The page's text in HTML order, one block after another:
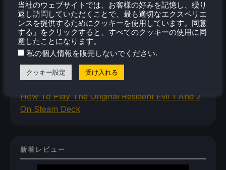
Deck
How To Set Up The Steam Controller On The
Steam Deck
How To Install The Legend of Zelda: Twilight
Princess PC Port On Steam Deck
How To Set Up The Jak And Daxter Trilogy's
How To Play The Original Resident Evil 1 And 2
On Steam Deck
新着レビュー
当社のウェブサイトでは、お客様の好みを記憶し、繰り
返し訪問していただくことで、最も適切なエクスペリエ
ンスを提供するためにクッキーを使用しています。同意
する」をクリックすると、すべてのクッキーの使用に同
意したことになります。
私の個人情報を販売しないでください.
クッキー設定 受け入れる